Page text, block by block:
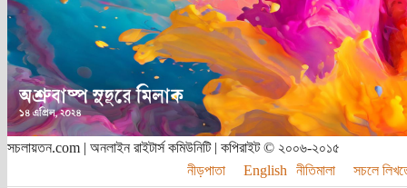
সচলায়তন.com | অনলাইন রাইটার্স কমিউনিটি | কপিরাইট © ২০০৬-২০১৫
নীড়পাতা
English নীতিমালা সচলে